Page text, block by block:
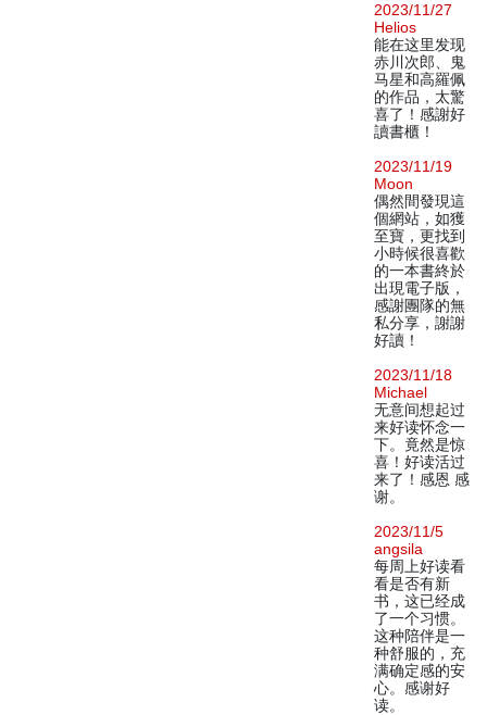
2023/11/27
Helios
能在这里发现
赤川次郎、鬼
马星和高羅佩
的作品，太驚
喜了！感謝好
讀書櫃！
2023/11/19
Moon
偶然間發現這
個網站，如獲
至寶，更找到
小時候很喜歡
的一本書終於
出現電子版，
感謝團隊的無
私分享，謝謝
好讀！
2023/11/18
Michael
无意间想起过
来好读怀念一
下。竟然是惊
喜！好读活过
来了！感恩 感
谢。
2023/11/5
angsila
每周上好读看
看是否有新
书，这已经成
了一个习惯。
这种陪伴是一
种舒服的，充
满确定感的安
心。感谢好
读。